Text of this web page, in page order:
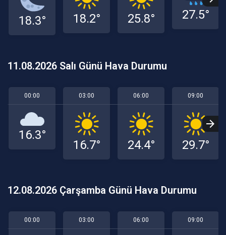
18.3° 18.2° 25.8° 27.5°
11.08.2026 Salı Günü Hava Durumu
00:00
16.3°
03:00
16.7°
06:00
24.4°
09:00
29.7°
12.08.2026 Çarşamba Günü Hava Durumu
00:00 03:00 06:00 09:00